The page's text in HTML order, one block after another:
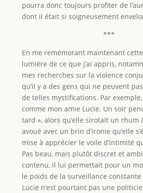
pourra donc toujours profiter de
dont il était si soigneusement
***
En me remémorant maintenant
lumière de ce que j’ai appris,
mes recherches sur la violence
qu’il y a des gens qui ne peuvent
de telles mystifications. Par
comme mon amie Lucie. Un soir
tard », alors qu’elle sirotait un rhum
avoué avec un brin d’ironie qu’elle
mise à apprécier le voile d’intimité
Pas beau, mais plutôt discret et
contenu, il lui permettait pour un
le poids de la surveillance constante
Lucie n’est pourtant pas une